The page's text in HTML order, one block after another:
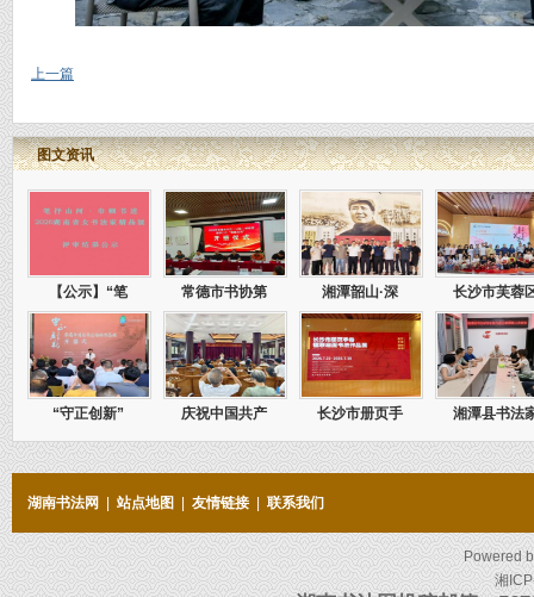
上一篇
图文资讯
【公示】“笔 常德市书协第 湘潭韶山·深 长沙市芙蓉
“守正创新” 庆祝中国共产 长沙市册页手 湘潭县书法
湖南书法网 站点地图 友情链接 联系我们
Powered
湘